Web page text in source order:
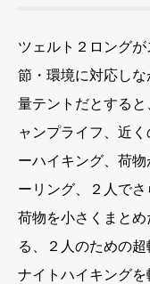
ツェルト２ロング
節・環境に対応し
量テントだとする
ャンプライフ、近
ーハイキング、荷
ーリング、２人でさ
荷物を小さくまと
る、２人のための
ナイトハイキング